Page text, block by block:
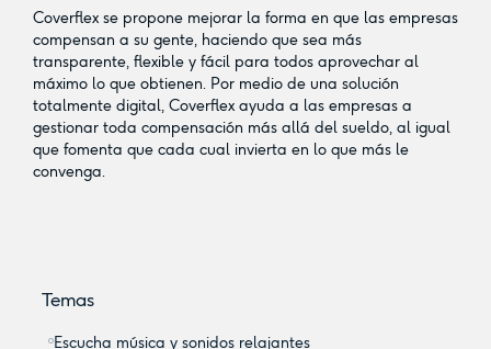
Coverflex se propone mejorar la forma en que las empresas
compensan a su gente, haciendo que sea más
transparente, flexible y fácil para todos aprovechar al
máximo lo que obtienen. Por medio de una solución
totalmente digital, Coverflex ayuda a las empresas a
gestionar toda compensación más allá del sueldo, al igual
que fomenta que cada cual invierta en lo que más le
convenga.
Temas
Escucha música y sonidos relajantes‍